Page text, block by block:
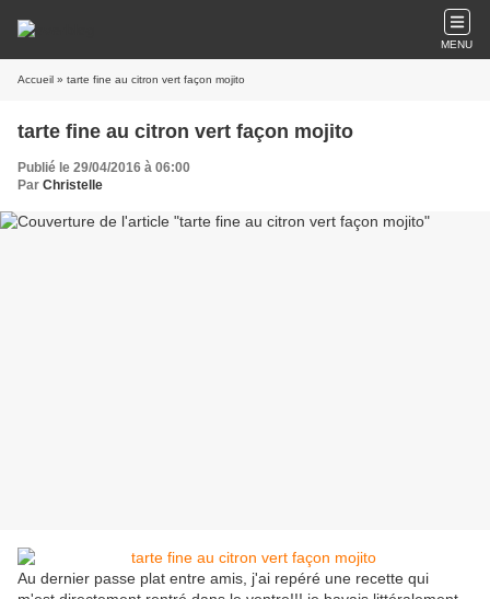
MENU
Accueil » tarte fine au citron vert façon mojito
tarte fine au citron vert façon mojito
Publié le 29/04/2016 à 06:00
Par Christelle
Au dernier passe plat entre amis, j'ai repéré une recette qui